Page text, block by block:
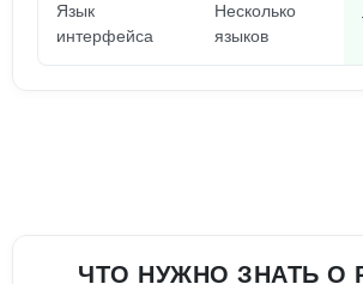
Язык
интерфейса
Несколько
языков
ЧТО НУЖНО ЗНАТЬ О